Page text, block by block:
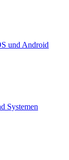
und Android
Systemen